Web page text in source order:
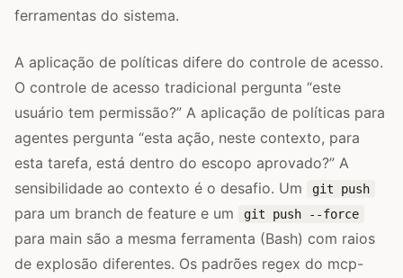
ferramentas do sistema.
A aplicação de políticas difere do controle de acesso.
O controle de acesso tradicional pergunta “este
usuário tem permissão?” A aplicação de políticas para
agentes pergunta “esta ação, neste contexto, para
esta tarefa, está dentro do escopo aprovado?” A
sensibilidade ao contexto é o desafio. Um
git push
para um branch de feature e um git push --force
para main são a mesma ferramenta (Bash) com raios
de explosão diferentes. Os padrões regex do mcp-